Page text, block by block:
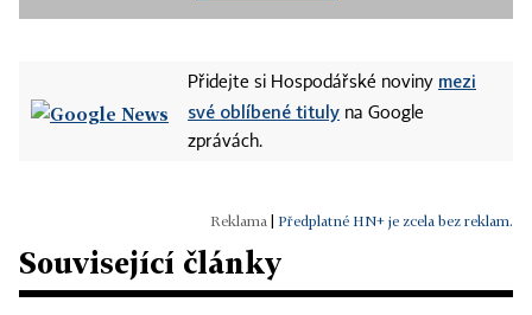
Přidejte si Hospodářské noviny mezi
své oblíbené tituly na Google
zprávách.
Předplatné HN+ je zcela bez reklam.
Související články